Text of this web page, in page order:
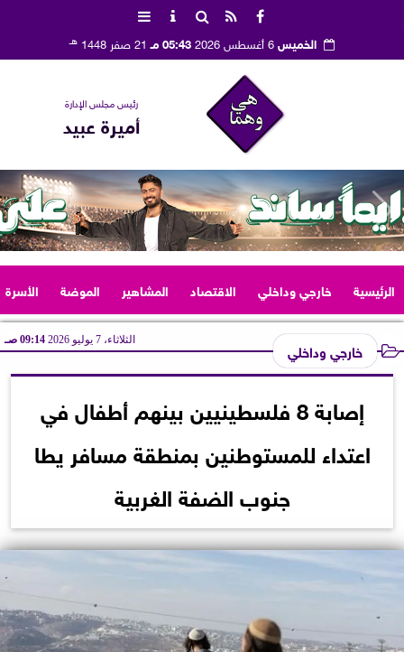
الخميس 05:43 مـ 21 صفر 1448 هـ
رئيس مجلس الإدارة
أميرة عبيد
الرئيسية خارجي وداخلي الاقتصاد المشاهير الموضة الأسرة
خارجي وداخلي الثلاثاء، 7 يوليو 2026 09:14 صـ
إصابة 8 فلسطينيين بينهم أطفال في
اعتداء للمستوطنين بمنطقة مسافر يطا
جنوب الضفة الغربية